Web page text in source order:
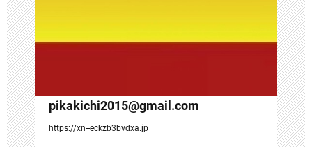
pikakichi2015@gmail.com
https://xn--eckzb3bvdxa.jp